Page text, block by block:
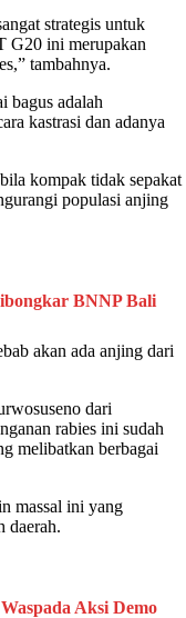
strategis untuk
G20 ini merupakan
,” tambahnya.
bagus adalah
kastrasi dan adanya
kompak tidak sepakat
populasi anjing
BNNP Bali
akan ada anjing dari
dari
rabies ini sudah
melibatkan berbagai
massal ini yang
daerah.
Aksi Demo